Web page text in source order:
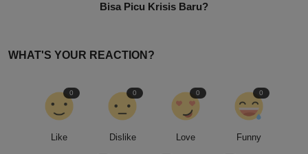
Bisa Picu Krisis Baru?
WHAT'S YOUR REACTION?
Like
0
Dislike
0
Love
0
Funny
0